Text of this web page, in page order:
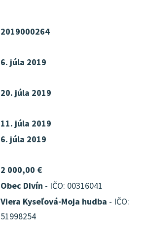
2019000264
6. júla 2019
20. júla 2019
11. júla 2019
6. júla 2019
2 000,00 €
Obec Divín - IČO: 00316041
Viera Kyseľová-Moja hudba - IČO:
51998254